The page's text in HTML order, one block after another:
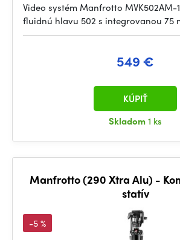
Video systém Manfrotto MVK502AM-
fluidnú hlavu 502 s integrovanou 75
549 €
Skladom1 ks
KÚPIŤ
Manfrotto (290 Xtra Alu) -
statív
-5 %